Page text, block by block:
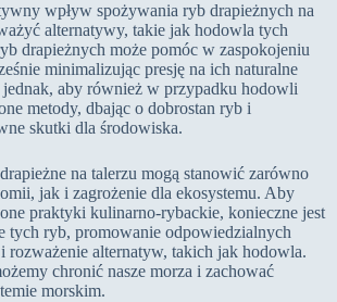
wpływ spożywania ryb drapieżnych na
alternatywy, takie jak hodowla tych
drapieżnych może pomóc w zaspokojeniu
minimalizując presję na ich naturalne
jednak, aby również w przypadku hodowli
metody, dbając o dobrostan ryb i
skutki dla środowiska.
na talerzu mogą stanowić zarówno
jak i zagrożenie dla ekosystemu. Aby
praktyki kulinarno-rybackie, konieczne jest
tych ryb, promowanie odpowiedzialnych
rozważenie alternatyw, takich jak hodowla.
chronić nasze morza i zachować
morskim.